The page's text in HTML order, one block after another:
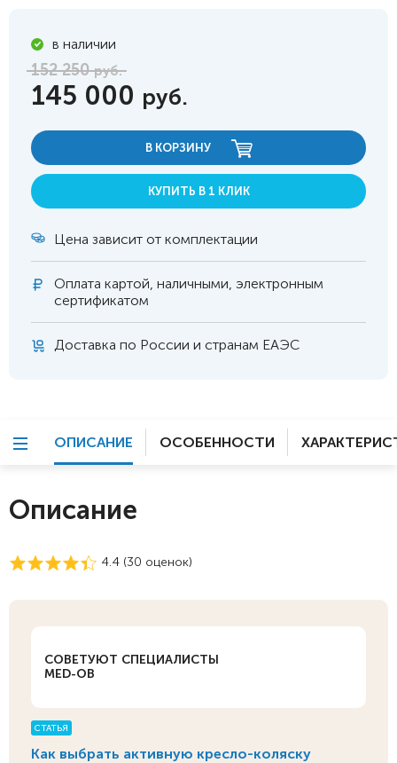
в наличии
152 250руб.
145 000 руб.
В КОРЗИНУ
КУПИТЬ В 1 КЛИК
Цена зависит от комплектации
Оплата картой, наличными, электронным
сертификатом
Доставка по России и странам ЕАЭС
ОПИСАНИЕ ОСОБЕННОСТИ
Описание
4.4 (30 оценок)
СОВЕТУЮТ СПЕЦИАЛИСТЫ
MED-OB
СТАТЬЯ
Как выбрать активную кресло-коляску